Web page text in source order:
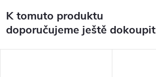
K tomuto produktu
doporučujeme ještě dokoupit